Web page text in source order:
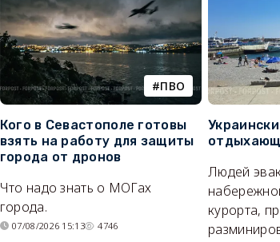
ПВО
Кого в Севастополе готовы
взять на работу для защиты
города от дронов
Что надо знать о МОГах
города.
07/08/2026 15:13 4746
Людей
курорта,